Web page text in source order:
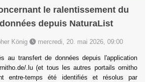
le ralentissement du
depuis NaturaList
König mercredi, 20. mai 2026, 09:00
au transfert de données depuis l'application
.lu (et tous les autres portails ornitho
entre-temps été identifiés et résolus par